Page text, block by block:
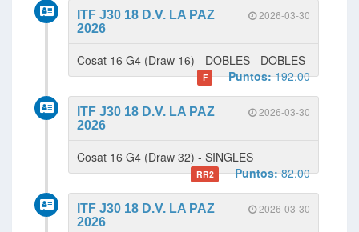
2026-03-30
ITF J30 18 D.V. LA PAZ
2026
Cosat 16 G4 (Draw 16) - DOBLES - DOBLES
F Puntos:192.00
2026-03-30
ITF J30 18 D.V. LA PAZ
2026
Cosat 16 G4 (Draw 32) - SINGLES
RR2 Puntos:82.00
2026-03-30
ITF J30 18 D.V. LA PAZ
2026